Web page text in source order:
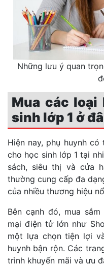
Những lưu ý quan
Mua các loại
sinh lớp 1 ở
Hiện nay, phụ huynh
cho học sinh lớp 1 tại
sách, siêu thị và cửa
thường cung cấp đa
của nhiều thương hiệu
Bên cạnh đó, mua
mại điện tử lớn như
một lựa chọn tiện lợi
huynh bận rộn. Các
trình khuyến mãi và ưu